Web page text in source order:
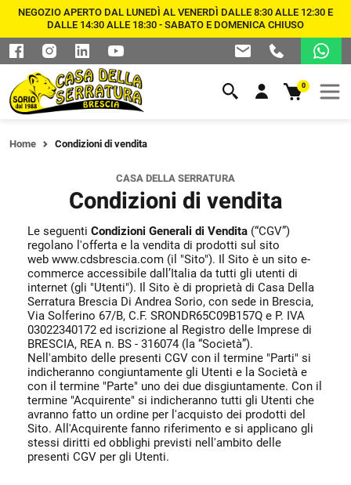
NEGOZIO APERTO DAL LUNEDÌ AL VENERDÌ DALLE 8:30 ALLE 12:30 E
DALLE 14:30 ALLE 18:30 - SABATO E DOMENICA CHIUSO
0
Home Condizioni di vendita
CASA DELLA SERRATURA
Condizioni di vendita
Le seguenti Condizioni Generali di Vendita (“CGV”)
regolano l'offerta e la vendita di prodotti sul sito
web www.cdsbrescia.com (il "Sito"). Il Sito è un sito e-
commerce accessibile dall’Italia da tutti gli utenti di
internet (gli "Utenti"). Il Sito è di proprietà di Casa Della
Serratura Brescia Di Andrea Sorio, con sede in Brescia,
Via Solferino 67/B, C.F. SRONDR65C09B157Q e P. IVA
03022340172 ed iscrizione al Registro delle Imprese di
BRESCIA, REA n. BS - 316074 (la “Società”).
Nell'ambito delle presenti CGV con il termine "Parti" si
indicheranno congiuntamente gli Utenti e la Società e
con il termine "Parte" uno dei due disgiuntamente. Con il
termine "Acquirente" si indicheranno tutti gli Utenti che
avranno fatto un ordine per l'acquisto dei prodotti del
Sito. All'Acquirente fanno riferimento e si applicano gli
stessi diritti ed obblighi previsti nell'ambito delle
presenti CGV per gli Utenti.